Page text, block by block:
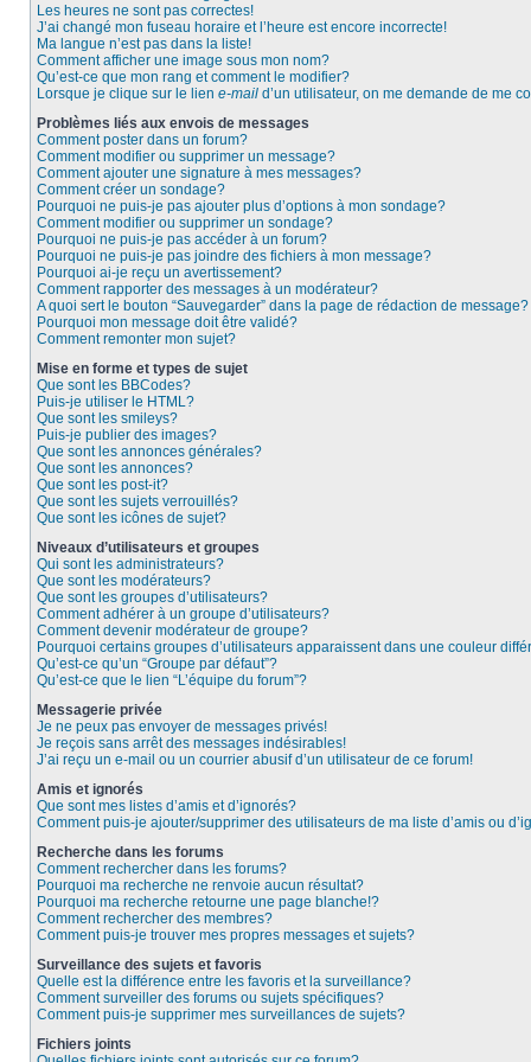
Les heures ne sont pas correctes!
J’ai changé mon fuseau horaire et l’heure est encore incorrecte!
Ma langue n’est pas dans la liste!
Comment afficher une image sous mon nom?
Qu’est-ce que mon rang et comment le modifier?
Lorsque je clique sur le lien e-mail d’un utilisateur, on me demande de me
Problèmes liés aux envois de messages
Comment poster dans un forum?
Comment modifier ou supprimer un message?
Comment ajouter une signature à mes messages?
Comment créer un sondage?
Pourquoi ne puis-je pas ajouter plus d’options à mon sondage?
Comment modifier ou supprimer un sondage?
Pourquoi ne puis-je pas accéder à un forum?
Pourquoi ne puis-je pas joindre des fichiers à mon message?
Pourquoi ai-je reçu un avertissement?
Comment rapporter des messages à un modérateur?
A quoi sert le bouton “Sauvegarder” dans la page de rédaction de message?
Pourquoi mon message doit être validé?
Comment remonter mon sujet?
Mise en forme et types de sujet
Que sont les BBCodes?
Puis-je utiliser le HTML?
Que sont les smileys?
Puis-je publier des images?
Que sont les annonces générales?
Que sont les annonces?
Que sont les post-it?
Que sont les sujets verrouillés?
Que sont les icônes de sujet?
Niveaux d’utilisateurs et groupes
Qui sont les administrateurs?
Que sont les modérateurs?
Que sont les groupes d’utilisateurs?
Comment adhérer à un groupe d’utilisateurs?
Comment devenir modérateur de groupe?
Pourquoi certains groupes d’utilisateurs apparaissent dans une couleur
Qu’est-ce qu’un “Groupe par défaut”?
Qu’est-ce que le lien “L’équipe du forum”?
Messagerie privée
Je ne peux pas envoyer de messages privés!
Je reçois sans arrêt des messages indésirables!
J’ai reçu un e-mail ou un courrier abusif d’un utilisateur de ce forum!
Amis et ignorés
Que sont mes listes d’amis et d’ignorés?
Comment puis-je ajouter/supprimer des utilisateurs de ma liste d’amis ou
Recherche dans les forums
Comment rechercher dans les forums?
Pourquoi ma recherche ne renvoie aucun résultat?
Pourquoi ma recherche retourne une page blanche!?
Comment rechercher des membres?
Comment puis-je trouver mes propres messages et sujets?
Surveillance des sujets et favoris
Quelle est la différence entre les favoris et la surveillance?
Comment surveiller des forums ou sujets spécifiques?
Comment puis-je supprimer mes surveillances de sujets?
Fichiers joints